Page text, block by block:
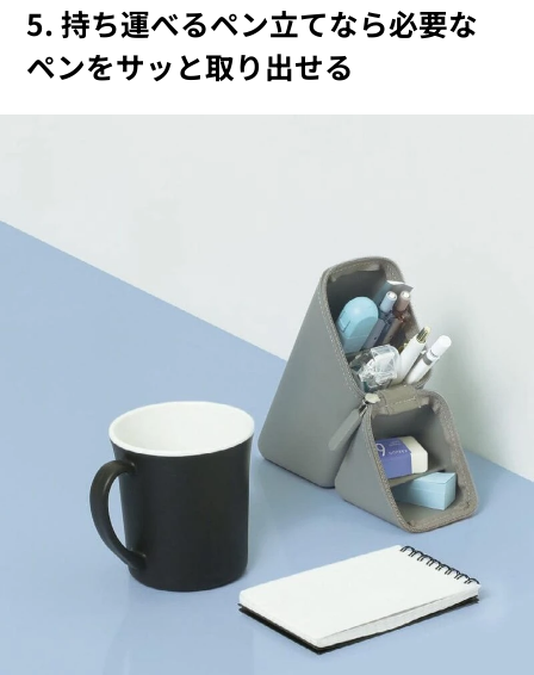
5. 持ち運べるペン立てなら必要な
ペンをサッと取り出せる